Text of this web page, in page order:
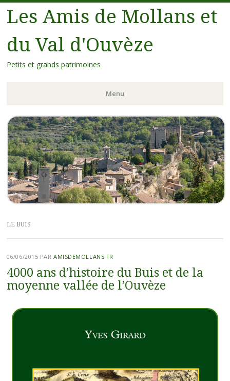
Les Amis de Mollans et
du Val d'Ouvèze
Petits et grands patrimoines
Menu
LE BUIS
06/06/2015 PARAMISDEMOLLANS.FR
4000 ans d’histoire du Buis et de la
moyenne vallée de l’Ouvèze